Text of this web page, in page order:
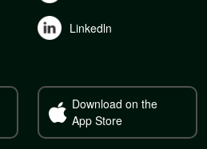
Linkedln
Download on the
App Store